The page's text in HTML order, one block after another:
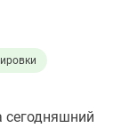
сегодняшний